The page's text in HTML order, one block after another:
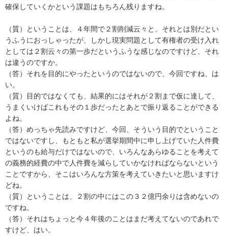
確保していくかという課題はもちろん残りますね。
（質）ということは、４年間で２割削減云々と、それとは別だとい
うふうにおっしゃったが、しかし現実問題として有権者の受け入れ
としては２割云々の第一歩だというふうな感じなのですけど、それ
は違うのですか。
（答）それを目的にやったというのではないので、今回ですね、は
い。
（質）目的ではなくても、結果的にはそれが２割まで仮に達して、
うまくいけばこれもその１歩だったとあとで振り返ることができる
よね。
（答）めっちゃ先読みですけど、今回、そういう目的でということ
ではないですし、もともと私が選挙期間中に申し上げていた人件費
というのも給与だけではないので、いろんなあらゆることを考えて
の義務的経費の中で人件費を減らしていかなければならないという
ことですから、そこはいろんな方策を考えていきたいと思いますけ
どね。
（質）ということは、２割の中にはこの３２億円余りは含めないの
ですね。
（答）それはちょっと今４年後のことはまだ考えてないのであれで
すけど、はい。